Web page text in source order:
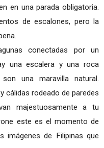
en una parada obligatoria.
de escalones, pero la
conectadas por un
una escalera y una roca
una maravilla natural.
cálidas rodeado de paredes
majestuosamente a tu
este es el momento de
imágenes de Filipinas que